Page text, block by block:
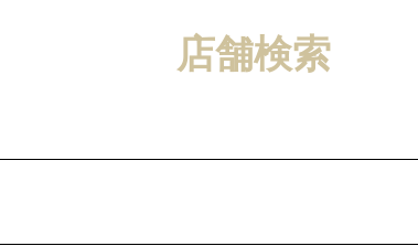
店舗検索